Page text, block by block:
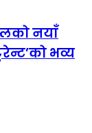
नयाँ
भव्य